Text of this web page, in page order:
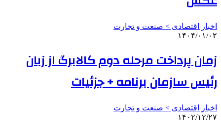
اخبار اقتصادی > صنعت و تجارت
۱۴۰۴/۰۱/۰۲
زمان پرداخت مرحله دوم کالابرگ از زبان
رئیس سازمان برنامه‌ + جزئیات
اخبار اقتصادی > صنعت و تجارت
۱۴۰۲/۱۲/۲۷